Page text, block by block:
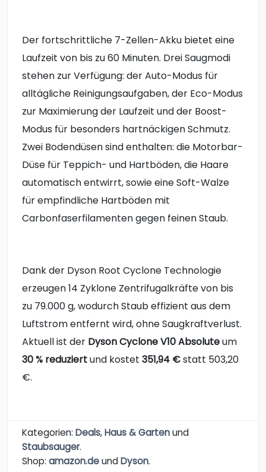
Der fortschrittliche 7-Zellen-Akku bietet eine
Laufzeit von bis zu 60 Minuten. Drei Saugmodi
stehen zur Verfügung: der Auto-Modus für
alltägliche Reinigungsaufgaben, der Eco-Modus
zur Maximierung der Laufzeit und der Boost-
Modus für besonders hartnäckigen Schmutz.
Zwei Bodendüsen sind enthalten: die Motorbar-
Düse für Teppich- und Hartböden, die Haare
automatisch entwirrt, sowie eine Soft-Walze
für empfindliche Hartböden mit
Carbonfaserfilamenten gegen feinen Staub.
Dank der Dyson Root Cyclone Technologie
erzeugen 14 Zyklone Zentrifugalkräfte von bis
zu 79.000 g, wodurch Staub effizient aus dem
Luftstrom entfernt wird, ohne Saugkraftverlust.
Aktuell ist der Dyson Cyclone V10 Absoluteum
30 % reduziertund kostet 351,94 €statt 503,20
€.
Kategorien: Deals,Haus & Gartenund
Staubsauger.
Shop: amazon.deundDyson.